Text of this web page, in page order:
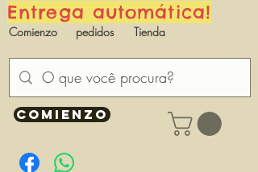
Entrega automática!
Comienzo pedidos Tienda
COMIENZO